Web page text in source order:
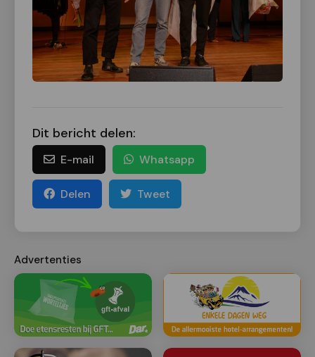
Dit bericht delen:
E-mail Whatsapp
Delen Tweet
Advertenties